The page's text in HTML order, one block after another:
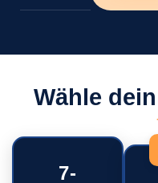
Wähle dein
7-